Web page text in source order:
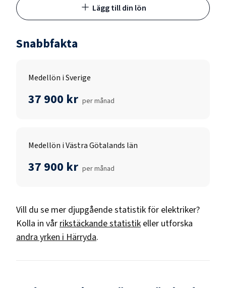
Lägg till din lön
Snabbfakta
Medellön i Sverige
37 900 kr per månad
Medellön i Västra Götalands län
37 900 kr per månad
Vill du se mer djupgående statistik för elektriker?
Kolla in vår rikstäckande statistik eller utforska
andra yrken i Härryda.